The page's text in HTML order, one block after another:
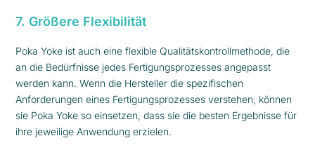
7. Größere Flexibilität
Poka Yoke ist auch eine flexible Qualitätskontrollmethode, die
an die Bedürfnisse jedes Fertigungsprozesses angepasst
werden kann. Wenn die Hersteller die spezifischen
Anforderungen eines Fertigungsprozesses verstehen, können
sie Poka Yoke so einsetzen, dass sie die besten Ergebnisse für
ihre jeweilige Anwendung erzielen.